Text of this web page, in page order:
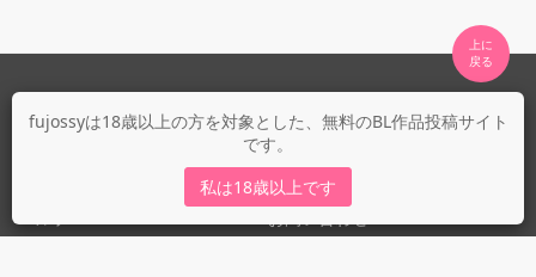
fujossyは18歳以上の方を対象とした、無料のBL作品投稿サイト
です。
私は18歳以上です
上に
fujossyについて
fujossy運営ブログ